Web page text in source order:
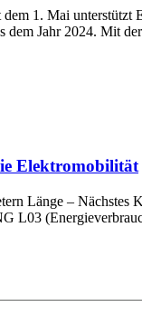
1. Mai
Jahr 2024. Mit
Elektromobilität
Länge –
L03